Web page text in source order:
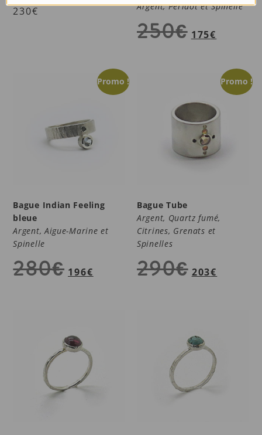
230€
Argent, Péridot et Spinelle
250€ 175€
Promo !
Bague Indian Feeling
bleue
Argent, Aigue-Marine et
Spinelle
280€ 196€
Promo !
Bague Tube
Argent, Quartz fumé,
Citrines, Grenats et
Spinelles
290€ 203€